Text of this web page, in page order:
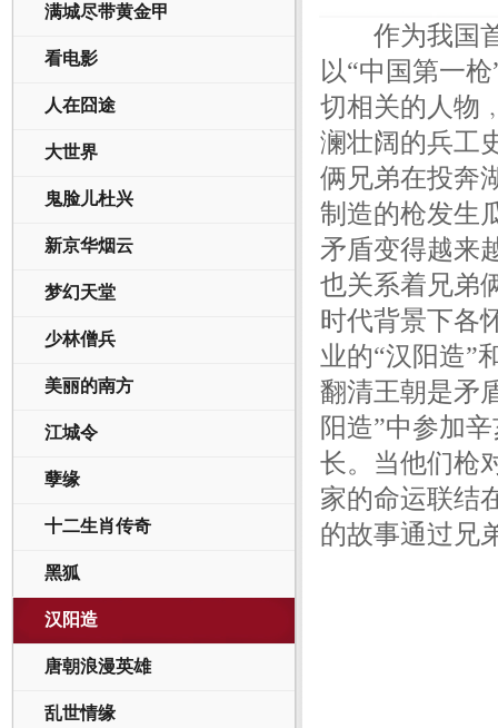
满城尽带黄金甲
看电影
人在囧途
大世界
鬼脸儿杜兴
新京华烟云
梦幻天堂
少林僧兵
美丽的南方
江城令
孽缘
十二生肖传奇
黑狐
汉阳造
唐朝浪漫英雄
乱世情缘
作为我国首
以“中国第一
切相关的人物
澜壮阔的兵
俩兄弟在投奔
制造的枪发生
矛盾变得越来
也关系着兄弟
时代背景下各
业的“汉阳造”
翻清王朝是
阳造”中参加
长。当他们枪
家的命运联结
的故事通过兄